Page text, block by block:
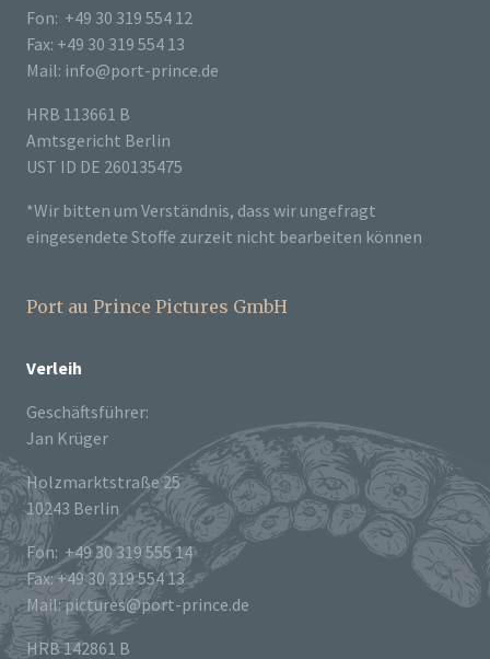
Fon: +49 30 319 554 12
Fax: +49 30 319 554 13
Mail: info@port-prince.de
HRB 113661 B
Amtsgericht Berlin
UST ID DE 260135475
*Wir bitten um Verständnis, dass wir ungefragt
eingesendete Stoffe zurzeit nicht bearbeiten können
Port au Prince Pictures GmbH
Verleih
Geschäftsführer:
Jan Krüger
Holzmarktstraße 25
10243 Berlin
Fon: +49 30 319 555 14
Fax: +49 30 319 554 13
Mail: pictures@port-prince.de
HRB 142861 B